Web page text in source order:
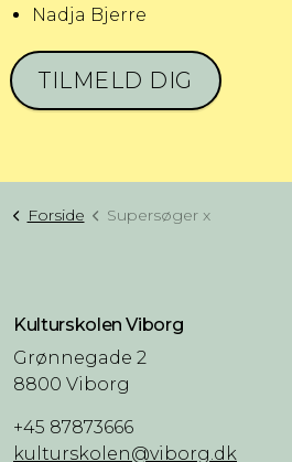
Nadja Bjerre
TILMELD DIG
Forside Supersøger x
Kulturskolen Viborg
Grønnegade 2
8800 Viborg
+45 87873666
kulturskolen@viborg.dk